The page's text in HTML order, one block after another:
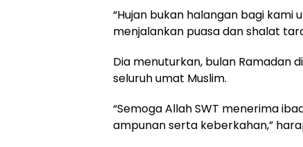
“Hujan bukan halangan bagi
menjalankan puasa dan shalat
Dia menuturkan, bulan Ramadan
seluruh umat Muslim.
“Semoga Allah SWT menerima
ampunan serta keberkahan,”